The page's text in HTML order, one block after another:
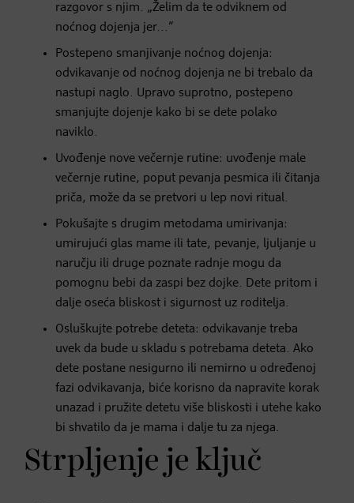
razgovor s njim. „Želim da te odviknem od
noćnog dojenja jer...“
Postepeno smanjivanje noćnog dojenja:
odvikavanje od noćnog dojenja ne bi trebalo da
nastupi naglo. Upravo suprotno, postepeno
smanjujte dojenje kako bi se dete polako
naviklo.
Uvođenje nove večernje rutine: uvođenje male
večernje rutine, poput pevanja pesmica ili čitanja
priča, može da se pretvori u lep novi ritual.
Pokušajte s drugim metodama umirivanja:
umirujući glas mame ili tate, pevanje, ljuljanje u
naručju ili druge poznate radnje mogu da
pomognu bebi da zaspi bez dojke. Dete pritom i
dalje oseća bliskost i sigurnost uz roditelja.
Osluškujte potrebe deteta: odvikavanje treba
uvek da bude u skladu s potrebama deteta. Ako
dete postane nesigurno ili nemirno u određenoj
fazi odvikavanja, biće korisno da napravite korak
unazad i pružite detetu više bliskosti i utehe kako
bi shvatilo da je mama i dalje tu za njega.
Strpljenje je ključ